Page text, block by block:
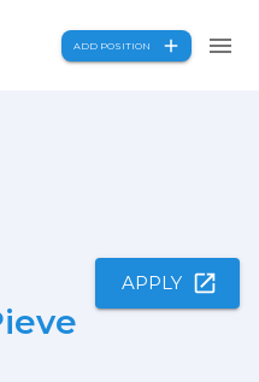
ADD POSITION
APPLY